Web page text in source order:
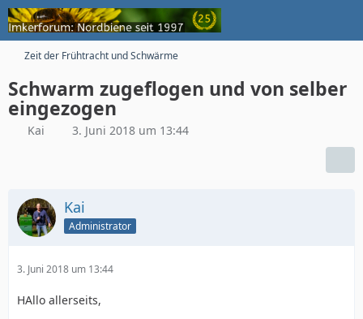
Zeit der Frühtracht und Schwärme
Schwarm zugeflogen und von selber
eingezogen
Kai 3. Juni 2018 um 13:44
Kai
Administrator
3. Juni 2018 um 13:44
HAllo allerseits,